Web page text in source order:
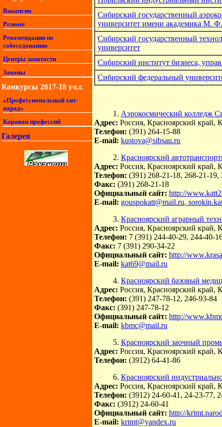
Вакансии
Резюме
Рекомендации по
собеседованию
Центры занятости
Законы
Конкурсы 2017-18 уч.г.
«Профессиональный хит-
парад»
Караван профессий
Галерея
Сибирский государственный
университет имени академика М.
Сибирский государственный
университет
Сибирский институт бизнеса,
Сибирский федеральный
1. Аэрокосмический колледж
Адрес: Россия, Красноярский край,
Телефон: (391) 264-15-88
E-mail: kustova@sibsau.ru
2. Красноярский
Адрес: Россия, Красноярский край,
Телефон: (391) 268-21-18, 268-21-19,
Факс: (391) 268-21-18
Официальный сайт: http://
E-mail: gouspokatt@mail.ru,
3. Красноярский аграрный
Адрес: Россия, Красноярский край,
Телефон: 7 (391) 244-40-29, 244-40-
Факс: 7 (391) 290-34-22
Официальный сайт: http://
E-mail: kat69@mail.ru
4. Красноярский базовый
Адрес: Россия, Красноярский край,
Телефон: (391) 247-78-12, 246-93-84
Факс: (391) 247-78-12
Официальный сайт: http://
E-mail: kbmc@mail.ru
5. Красноярский заочный
Адрес: Россия, Красноярский край,
Телефон: (3912) 64-41-86
6. Красноярский
Адрес: Россия, Красноярский край,
Телефон: (3912) 24-60-41, 24-23-77,
Факс: (3912) 24-60-41
Официальный сайт: http://
E-mail: krimt@yandex.ru